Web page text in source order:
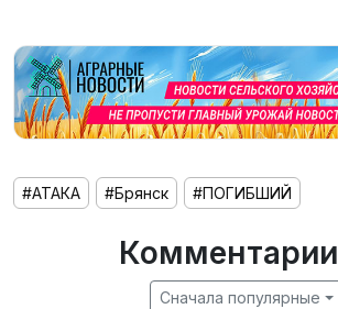
#АТАКА #Брянск #ПОГИБШИЙ
Комментарии
Сначала популярные